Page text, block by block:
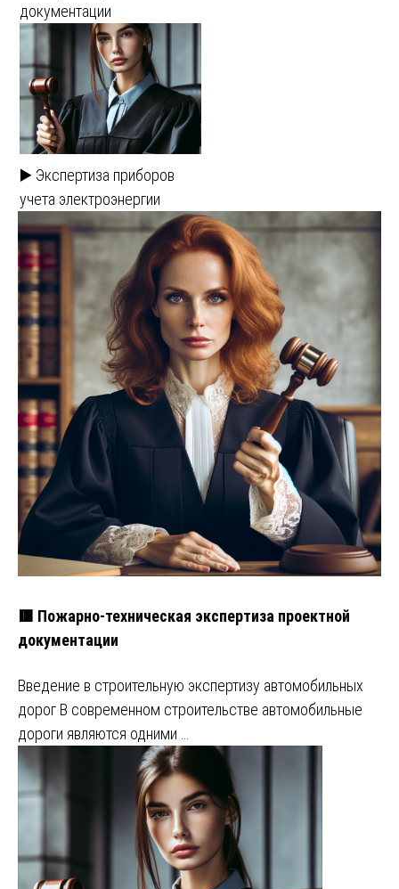
документации
▶️ Экспертиза приборов
учета электроэнергии
🟥 Пожарно-техническая экспертиза проектной
документации
Введение в строительную экспертизу автомобильных
дорог В современном строительстве автомобильные
дороги являются одними …